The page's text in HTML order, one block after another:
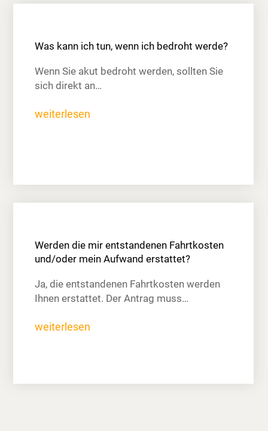
Was kann ich tun, wenn ich bedroht werde?
Wenn Sie akut bedroht werden, sollten Sie
sich direkt an…
weiterlesen
Werden die mir entstandenen Fahrtkosten
und/oder mein Aufwand erstattet?
Ja, die entstandenen Fahrtkosten werden
Ihnen erstattet. Der Antrag muss…
weiterlesen